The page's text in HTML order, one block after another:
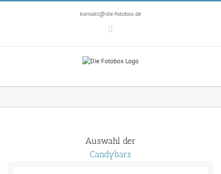
Zum
kontakt@die-fotobox.de
Auswahl der
Candybars